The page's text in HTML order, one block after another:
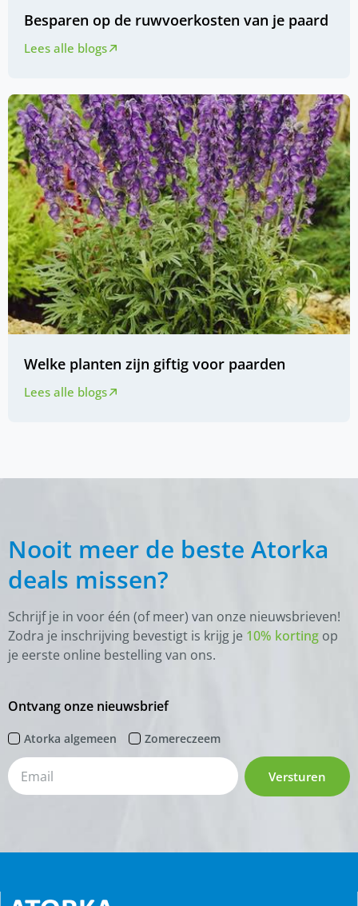
Besparen op de ruwvoerkosten van je paard
Lees alle blogs
Welke planten zijn giftig voor paarden
Lees alle blogs
Nooit meer de beste Atorka
deals missen?
Schrijf je in voor één (of meer) van onze nieuwsbrieven!
Zodra je inschrijving bevestigt is krijg je 10% korting op
je eerste online bestelling van ons.
Ontvang onze nieuwsbrief
Atorka algemeen Zomereczeem
Versturen